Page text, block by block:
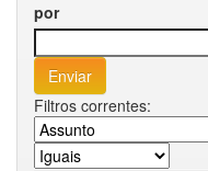
por
Filtros correntes: